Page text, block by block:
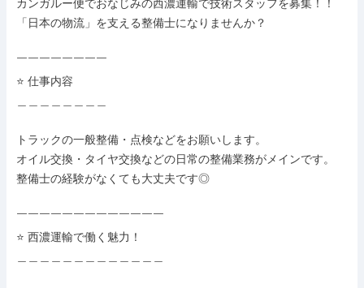
カンガルー便でおなじみの西濃運輸で技術スタッフを募集！！
「日本の物流」を支える整備士になりませんか？
￣￣￣￣￣￣￣￣
⭐ 仕事内容
トラックの一般整備・点検などをお願いします。
オイル交換・タイヤ交換などの日常の整備業務がメインです。
整備士の経験がなくても大丈夫です◎
￣￣￣￣￣￣￣￣￣￣￣￣￣
⭐ 西濃運輸で働く魅力！